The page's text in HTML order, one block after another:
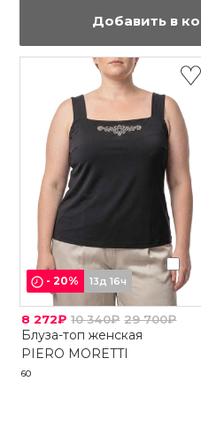
Добавить в
-20% 13д 16ч
8 272₽ 10 340₽ 29 700₽
Блуза-топ женская
PIERO MORETTI
60